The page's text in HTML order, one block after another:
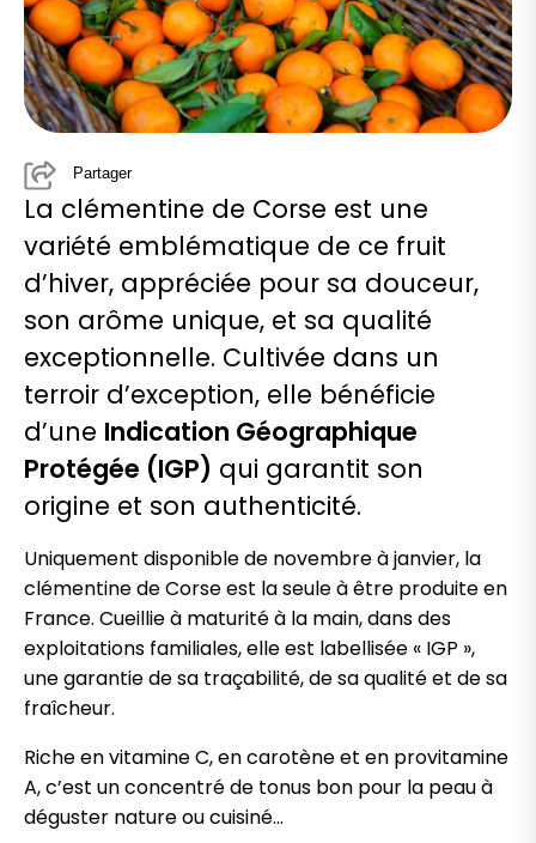
Partager
La clémentine de Corse est une
variété emblématique de ce fruit
d’hiver, appréciée pour sa douceur,
son arôme unique, et sa qualité
exceptionnelle. Cultivée dans un
terroir d’exception, elle bénéficie
d’une Indication Géographique
Protégée (IGP) qui garantit son
origine et son authenticité.
Uniquement disponible de novembre à janvier, la
clémentine de Corse est la seule à être produite en
France. Cueillie à maturité à la main, dans des
exploitations familiales, elle est labellisée « IGP »,
une garantie de sa traçabilité, de sa qualité et de sa
fraîcheur.
Riche en vitamine C, en carotène et en provitamine
A, c’est un concentré de tonus bon pour la peau à
déguster nature ou cuisiné…